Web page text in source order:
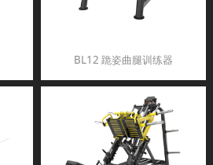
BL12 跪姿曲腿训练器